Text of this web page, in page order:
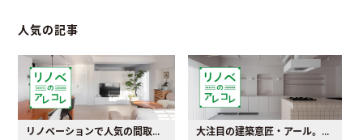
人気の記事
リノベーションで人気の間取りとは？トレンドの間取りと実例を徹底解説 大注目の建築意匠・アール。人気の理由と空間に取り入れるポイント